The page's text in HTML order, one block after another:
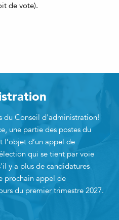
de vote).
du Conseil d'administration!
une partie des postes du
l’objet d’un appel de
qui se tient par voie
y a plus de candidatures
prochain appel de
du premier trimestre 2027.